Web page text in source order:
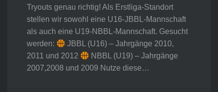
Tryouts genau richtig! Als Erstliga-Standort
stellen wir sowohl eine U16-JBBL-Mannschaft
als auch eine U19-NBBL-Mannschaft. Gesucht
werden:
JBBL (U16) – Jahrgänge 2010,
2011 und 2012
NBBL (U19) – Jahrgänge
2007,2008 und 2009 Nutze diese…